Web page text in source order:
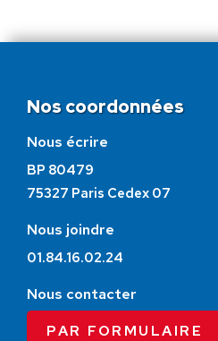
Nos coordonnées
Nous écrire
BP 80479
75327 Paris Cedex 07
Nous joindre
01.84.16.02.24
Nous contacter
PAR FORMULAIRE